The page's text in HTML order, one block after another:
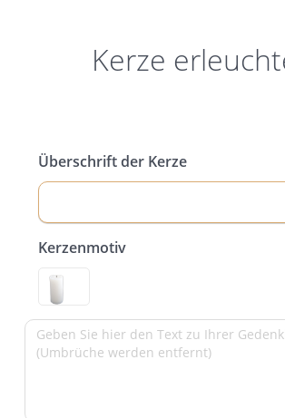
Kerze
Überschrift der Kerze
Kerzenmotiv